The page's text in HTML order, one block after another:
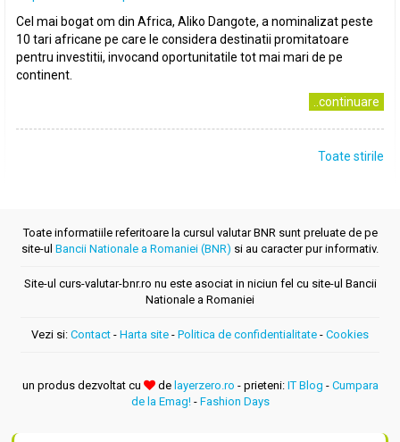
Cel mai bogat om din Africa, Aliko Dangote, a nominalizat peste
10 tari africane pe care le considera destinatii promitatoare
pentru investitii, invocand oportunitatile tot mai mari de pe
continent.
..continuare
Toate stirile
Toate informatiile referitoare la cursul valutar BNR sunt preluate de pe
site-ul Bancii Nationale a Romaniei (BNR) si au caracter pur informativ.
Site-ul curs-valutar-bnr.ro nu este asociat in niciun fel cu site-ul Bancii
Nationale a Romaniei
Vezi si: Contact - Harta site - Politica de confidentialitate - Cookies
un produs dezvoltat cu de layerzero.ro - prieteni: IT Blog - Cumpara
de la Emag!- Fashion Days